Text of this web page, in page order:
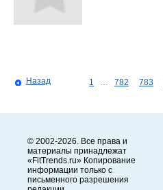
Назад 1 782 783
© 2002-2026. Все права и
материалы принадлежат
«FitTrends.ru» Копирование
информации только с
письменного разрешения